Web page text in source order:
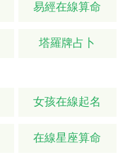
易經在線算命
塔羅牌占卜
女孩在線起名
在線星座算命